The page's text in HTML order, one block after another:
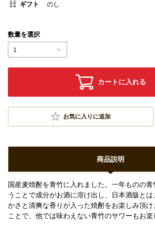
ギフト のし
数量を選択
1
カートに入れる
お気に入りに追加
商品説明
国産麦焼酎を青竹に入れました。一年ものの
うことで成分がお酒に溶け出し、日本酒版と
かさと清爽な香りが入った焼酎をお楽しみ頂
ことで、他では味わえない青竹のサワーもお楽